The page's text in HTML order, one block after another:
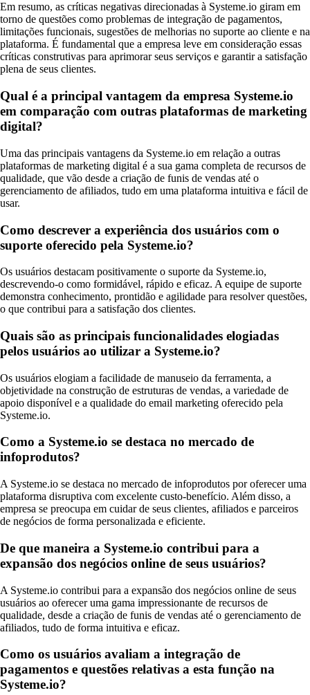
Em resumo, as críticas negativas direcionadas à Systeme.io giram em
torno de questões como problemas de integração de pagamentos,
limitações funcionais, sugestões de melhorias no suporte ao cliente e na
plataforma. É fundamental que a empresa leve em consideração essas
críticas construtivas para aprimorar seus serviços e garantir a satisfação
plena de seus clientes.
Qual é a principal vantagem da empresa Systeme.io
em comparação com outras plataformas de marketing
digital?
Uma das principais vantagens da Systeme.io em relação a outras
plataformas de marketing digital é a sua gama completa de recursos de
qualidade, que vão desde a criação de funis de vendas até o
gerenciamento de afiliados, tudo em uma plataforma intuitiva e fácil de
usar.
Como descrever a experiência dos usuários com o
suporte oferecido pela Systeme.io?
Os usuários destacam positivamente o suporte da Systeme.io,
descrevendo-o como formidável, rápido e eficaz. A equipe de suporte
demonstra conhecimento, prontidão e agilidade para resolver questões,
o que contribui para a satisfação dos clientes.
Quais são as principais funcionalidades elogiadas
pelos usuários ao utilizar a Systeme.io?
Os usuários elogiam a facilidade de manuseio da ferramenta, a
objetividade na construção de estruturas de vendas, a variedade de
apoio disponível e a qualidade do email marketing oferecido pela
Systeme.io.
Como a Systeme.io se destaca no mercado de
infoprodutos?
A Systeme.io se destaca no mercado de infoprodutos por oferecer uma
plataforma disruptiva com excelente custo-benefício. Além disso, a
empresa se preocupa em cuidar de seus clientes, afiliados e parceiros
de negócios de forma personalizada e eficiente.
De que maneira a Systeme.io contribui para a
expansão dos negócios online de seus usuários?
A Systeme.io contribui para a expansão dos negócios online de seus
usuários ao oferecer uma gama impressionante de recursos de
qualidade, desde a criação de funis de vendas até o gerenciamento de
afiliados, tudo de forma intuitiva e eficaz.
Como os usuários avaliam a integração de
pagamentos e questões relativas a esta função na
Systeme.io?